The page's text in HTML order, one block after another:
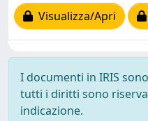
Visualizza/Apri
I documenti in IRIS
tutti i diritti sono
indicazione.